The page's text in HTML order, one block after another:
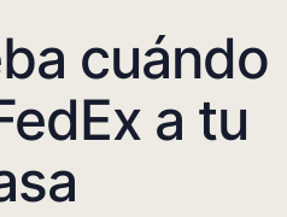
cuándo
a tu